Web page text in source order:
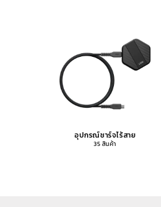
อุปกรณ์ชาร์จไร้สาย
35 สินค้า